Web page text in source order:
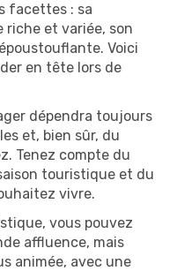
facettes : sa
riche et variée, son
Voici
en tête lors de
dépendra toujours
et, bien sûr, du
Tenez compte du
touristique et du
vivre.
vous pouvez
affluence, mais
animée, avec une